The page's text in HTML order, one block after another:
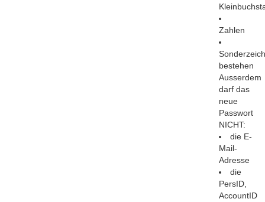
Zahlen
bestehen
Ausserdem
darf das
neue
Passwort
NICHT:
die E-
Mail-
Adresse
die
PersID,
AccountID